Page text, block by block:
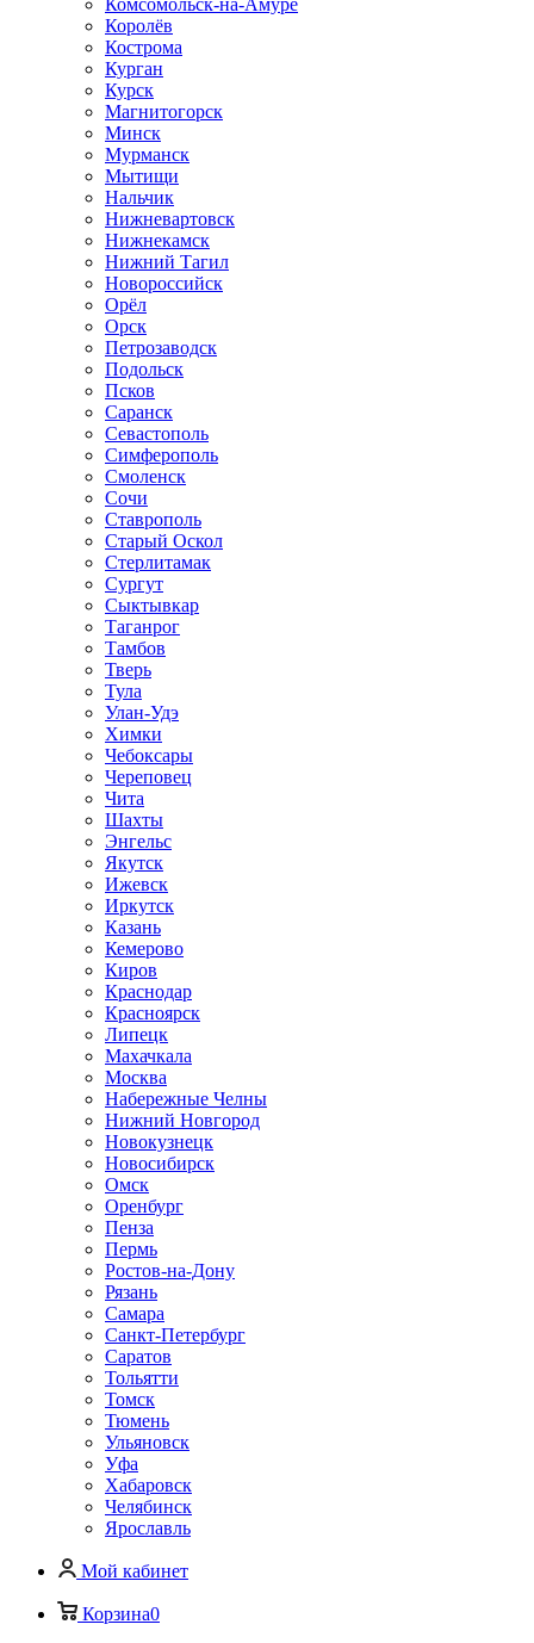
Комсомольск-на-Амуре
Королёв
Кострома
Курган
Курск
Магнитогорск
Минск
Мурманск
Мытищи
Нальчик
Нижневартовск
Нижнекамск
Нижний Тагил
Новороссийск
Орёл
Орск
Петрозаводск
Подольск
Псков
Саранск
Севастополь
Симферополь
Смоленск
Сочи
Ставрополь
Старый Оскол
Стерлитамак
Сургут
Сыктывкар
Таганрог
Тамбов
Тверь
Тула
Улан-Удэ
Химки
Чебоксары
Череповец
Чита
Шахты
Энгельс
Якутск
Ижевск
Иркутск
Казань
Кемерово
Киров
Краснодар
Красноярск
Липецк
Махачкала
Москва
Набережные Челны
Нижний Новгород
Новокузнецк
Новосибирск
Омск
Оренбург
Пенза
Пермь
Ростов-на-Дону
Рязань
Самара
Санкт-Петербург
Саратов
Тольятти
Томск
Тюмень
Ульяновск
Уфа
Хабаровск
Челябинск
Ярославль
Мой кабинет
Корзина0